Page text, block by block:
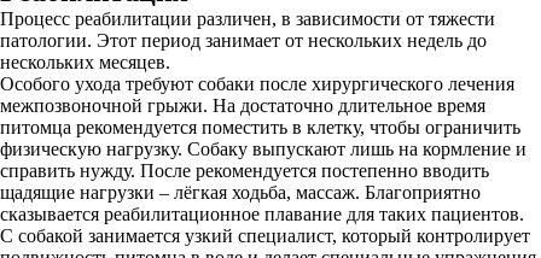
Процесс реабилитации различен, в зависимости от тяжести
патологии. Этот период занимает от нескольких недель до
нескольких месяцев.
Особого ухода требуют собаки после хирургического лечения
межпозвоночной грыжи. На достаточно длительное время
питомца рекомендуется поместить в клетку, чтобы ограничить
физическую нагрузку. Собаку выпускают лишь на кормление и
справить нужду. После рекомендуется постепенно вводить
щадящие нагрузки – лёгкая ходьба, массаж. Благоприятно
сказывается реабилитационное плавание для таких пациентов.
С собакой занимается узкий специалист, который контролирует